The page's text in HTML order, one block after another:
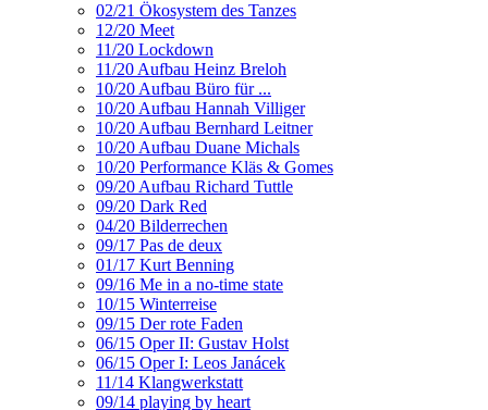
02/21 Ökosystem des Tanzes
12/20 Meet
11/20 Lockdown
11/20 Aufbau Heinz Breloh
10/20 Aufbau Büro für ...
10/20 Aufbau Hannah Villiger
10/20 Aufbau Bernhard Leitner
10/20 Aufbau Duane Michals
10/20 Performance Kläs & Gomes
09/20 Aufbau Richard Tuttle
09/20 Dark Red
04/20 Bilderrechen
09/17 Pas de deux
01/17 Kurt Benning
09/16 Me in a no-time state
10/15 Winterreise
09/15 Der rote Faden
06/15 Oper II: Gustav Holst
06/15 Oper I: Leos Janácek
11/14 Klangwerkstatt
09/14 playing by heart